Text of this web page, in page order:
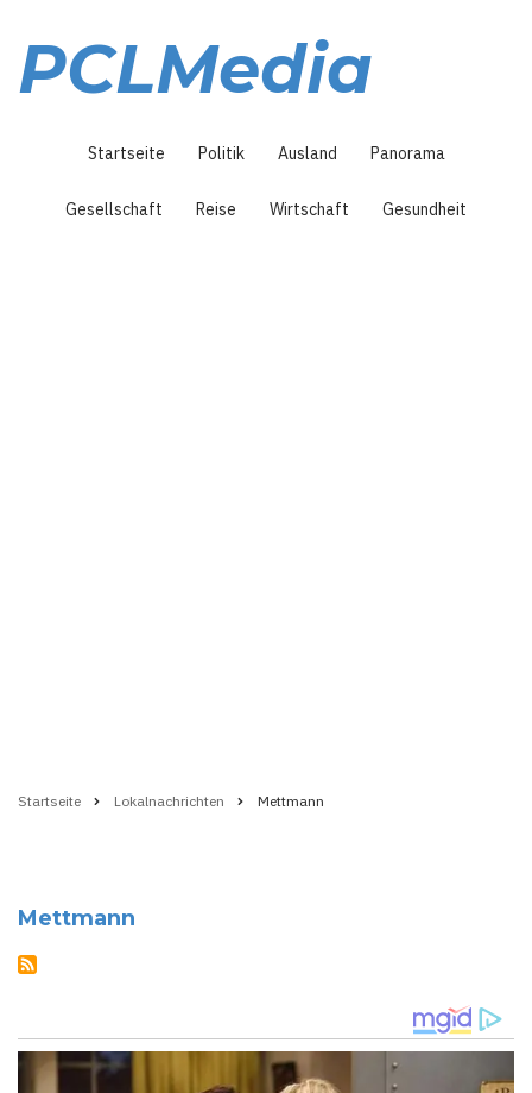
Inhalt
PCLMedia
Startseite Politik Ausland Panorama
Gesellschaft Reise Wirtschaft Gesundheit
Startseite Lokalnachrichten Mettmann
Mettmann